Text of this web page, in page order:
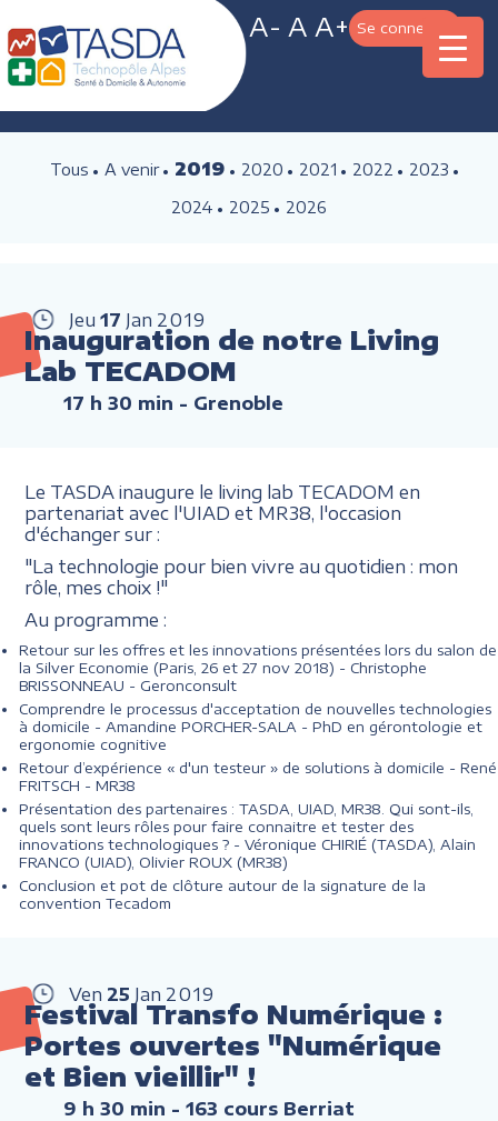
A- A A+ Se connecter
Tous A venir 2019 2020 2021 2022
2023
2024
2025 2026
Jeu 17 Jan 2019
Inauguration de notre Living
Lab TECADOM
17 h 30 min - Grenoble
Le TASDA inaugure le living lab TECADOM en
partenariat avec l'UIAD et MR38, l'occasion
d'échanger sur :
"La technologie pour bien vivre au quotidien : mon
rôle, mes choix !"
Au programme :
Retour sur les offres et les innovations présentées lors du salon de
la Silver Economie (Paris, 26 et 27 nov 2018) - Christophe
BRISSONNEAU - Geronconsult
Comprendre le processus d'acceptation de nouvelles technologies
à domicile - Amandine PORCHER-SALA - PhD en gérontologie et
ergonomie cognitive
Retour d’expérience « d'un testeur » de solutions à domicile - René
FRITSCH - MR38
Présentation des partenaires : TASDA, UIAD, MR38. Qui sont-ils,
quels sont leurs rôles pour faire connaitre et tester des
innovations technologiques ? - Véronique CHIRIÉ (TASDA), Alain
FRANCO (UIAD), Olivier ROUX (MR38)
Conclusion et pot de clôture autour de la signature de la
convention Tecadom
Ven 25 Jan 2019
Festival Transfo Numérique :
Portes ouvertes "Numérique
et Bien vieillir" !
9 h 30 min - 163 cours Berriat